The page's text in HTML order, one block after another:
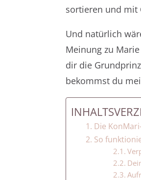
sortieren und mit
Und natürlich
Meinung zu
dir die
bekommst du
Die
So